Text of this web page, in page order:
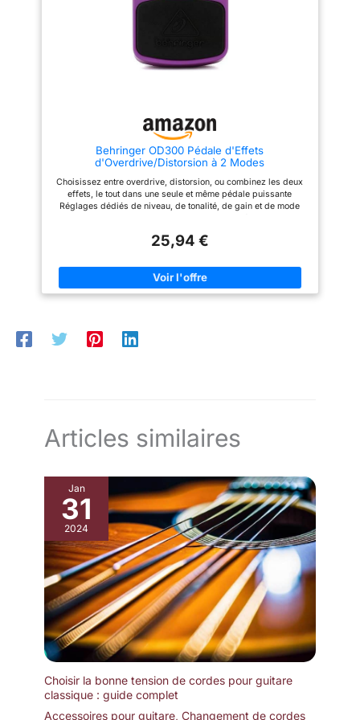
des préréglages, fichiers IR,
tonalités, paramétrage, contrôle
du son, et gestion des
Behringer OD300 Pédale d'Effets
d'Overdrive/Distorsion à 2 Modes
Choisissez entre overdrive, distorsion, ou combinez les deux
effets, le tout dans une seule et même pédale puissante
Réglages dédiés de niveau, de tonalité, de gain et de mode
Fonctionne avec une pile 9 V ou le bloc d'alimentation DC
de qualité supérieure pour une intégrité maximale du signal en
mode bypass
25,94 €
Articles similaires
Jan
31
2024
Choisir la bonne tension de cordes pour guitare
classique : guide complet
Accessoires pour guitare, Changement de cordes